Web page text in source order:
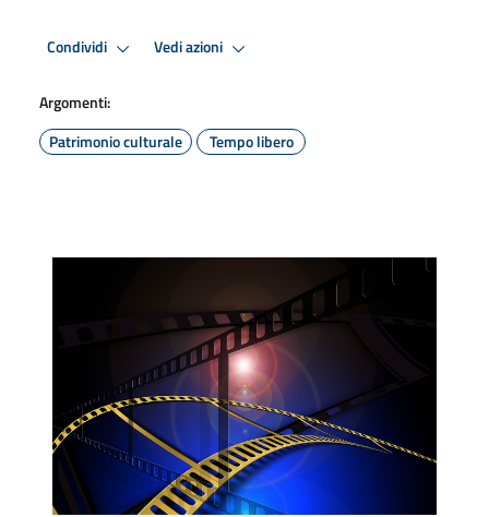
Condividi Vedi azioni
Argomenti:
Patrimonio culturale
Tempo libero